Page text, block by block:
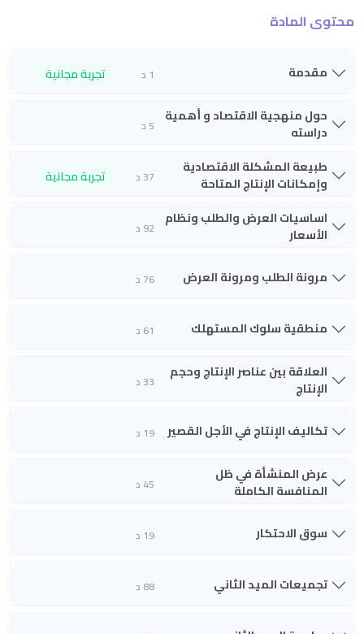
محتوى المادة
مقدمة 1 د
تجربة مجانية
حول منهجية الاقتصاد و أهمية
دراسته
5 د
طبيعة المشكلة الاقتصادية
وإمكانات الإنتاج المتاحة
37 د
تجربة مجانية
اساسيات العرض والطلب ونظام
الأسعار
92 د
مرونة الطلب ومرونة العرض 76 د
منطقية سلوك المستهلك 61 د
العلاقة بين عناصر الإنتاج وحجم
الإنتاج
33 د
تكاليف الإنتاج في الأجل القصير 19 د
عرض المنشأة في ظل
المنافسة الكاملة
45 د
سوق الاحتكار 19 د
تجميعات الميد الثاني 88 د